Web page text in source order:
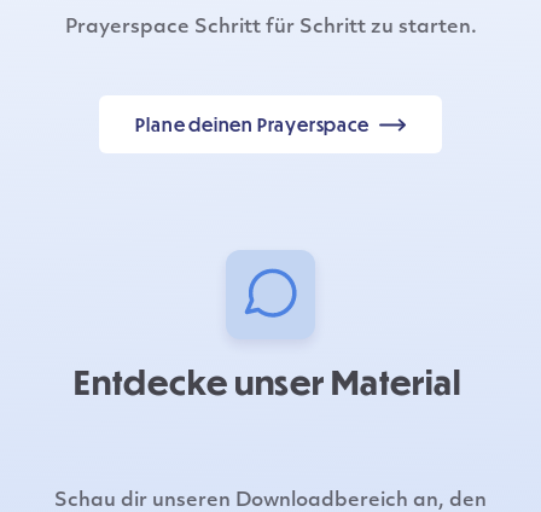
Prayerspace Schritt für Schritt zu starten.
Plane deinen Prayerspace
Entdecke unser Material
Schau dir unseren Downloadbereich an, den